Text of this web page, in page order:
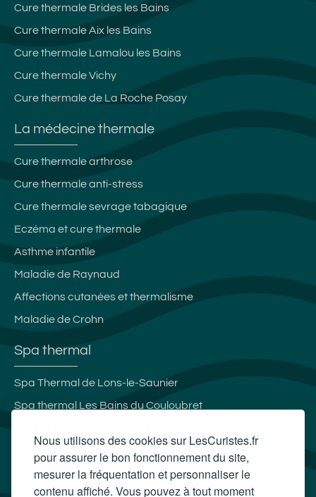
Nous utilisons des cookies sur LesCuristes.fr
pour assurer le bon fonctionnement du site,
mesurer la fréquentation et personnaliser le
contenu affiché. Vous pouvez à tout moment
Cure thermale Brides les Bains
Cure thermale Aix les Bains
Cure thermale Lamalou les Bains
Cure thermale Vichy
Cure thermale de La Roche Posay
La médecine thermale
Cure thermale arthrose
Cure thermale anti-stress
Cure thermale sevrage tabagique
Eczéma et cure thermale
Asthme infantile
Maladie de Raynaud
Affections cutanées et thermalisme
Maladie de Crohn
Spa thermal
Spa Thermal de Lons-le-Saunier
Spa thermal Les Bains du Couloubret
Thermes de Luchon
Spa thermal Therma Salina